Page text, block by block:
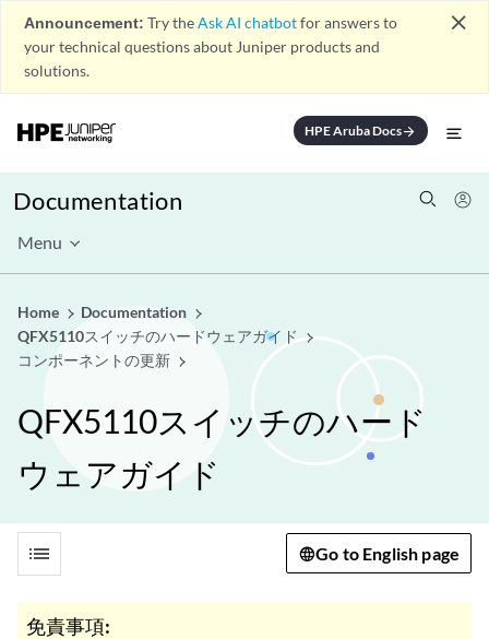
Announcement: Try theAsk AI chatbotfor answers to
your technical questions about Juniper products and
solutions.
close
HPE Aruba Docsarrow_forward
Documentation
Menu
Home
Documentation
QFX5110スイッチのハードウェアガイド
コンポーネントの更新
QFX5110スイッチのハード
ウェアガイド
list Go to English page
免責事項: